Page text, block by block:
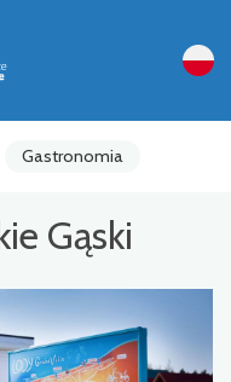
Gastronomia
Gąski